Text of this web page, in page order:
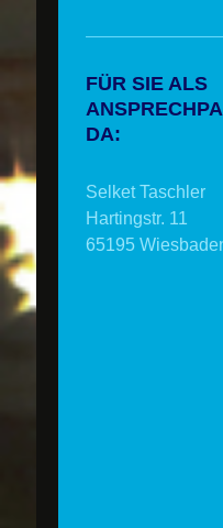
FÜR SIE ALS
DA:
Selket Taschler
Hartingstr. 11
65195